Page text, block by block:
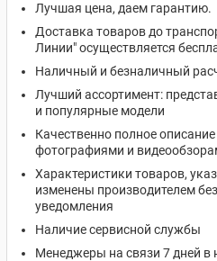
Лучшая цена, даем гарантию.
Доставка товаров до
Линии" осуществляется
Наличный и безналичный
Лучший ассортимент:
и популярные модели
Качественно полное
фотографиями и
Характеристики товаров,
изменены производителем
уведомления
Наличие сервисной службы
Менеджеры на связи 7 дней в